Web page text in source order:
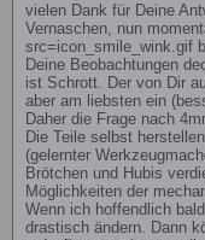
vielen Dank für Deine
Vernaschen, nun
src=icon_smile_wink.gif
Deine Beobachtungen
ist Schrott. Der von Dir
aber am liebsten ein
Daher die Frage nach
Die Teile selbst
(gelernter
Brötchen und Hubis
Möglichkeiten der
Wenn ich hoffendlich
drastisch ändern. Dann